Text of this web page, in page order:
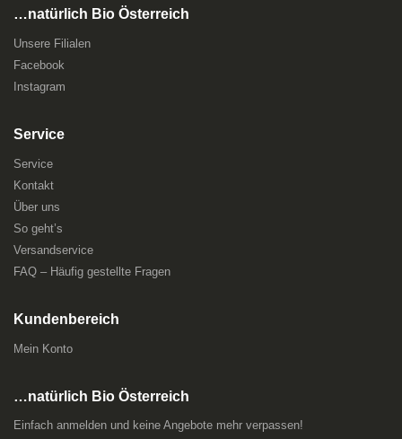
…natürlich Bio Österreich
Unsere Filialen
Facebook
Instagram
Service
Service
Kontakt
Über uns
So geht’s
Versandservice
FAQ – Häufig gestellte Fragen
Kundenbereich
Mein Konto
…natürlich Bio Österreich
Einfach anmelden und keine Angebote mehr verpassen!